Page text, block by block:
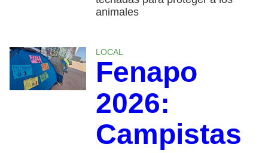
animales
LOCAL
Fenapo
2026:
Campistas